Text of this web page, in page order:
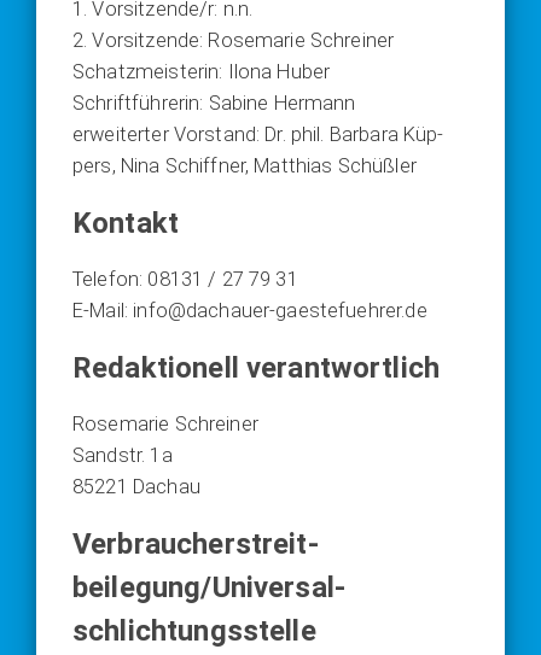
1. Vorsitzende/r: n.n.
2. Vor­sit­zen­de: Rose­ma­rie Schrei­ner
Schatz­meis­te­rin: Ilo­na Huber
Schrift­füh­re­rin: Sabi­ne Her­mann
erwei­ter­ter Vor­stand: Dr. phil. Bar­ba­ra Küp­
pers, Nina Schiff­ner, Mat­thi­as Schüß­ler
Kontakt
Tele­fon: 08131 / 27 79 31
E‑Mail: info@dachauer-gaestefuehrer.de
Redaktionell verantwortlich
Rose­ma­rie Schrei­ner
Sand­str. 1a
85221 Dach­au
Verbraucher­streit­
beilegung/Universal­
schlichtungs­stelle